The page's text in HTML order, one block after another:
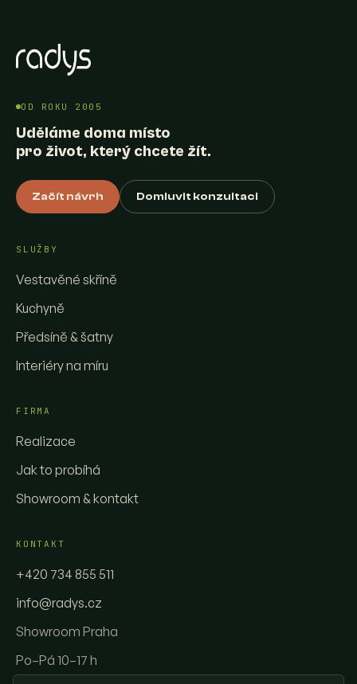
OD ROKU 2005
Uděláme doma místo
pro život, který chcete žít.
Začít návrh Domluvit konzultaci
SLUŽBY
Vestavěné skříně
Kuchyně
Předsíně & šatny
Interiéry na míru
FIRMA
Realizace
Jak to probíhá
Showroom & kontakt
KONTAKT
+420 734 855 511
info@radys.cz
Showroom Praha
Po–Pá 10–17 h